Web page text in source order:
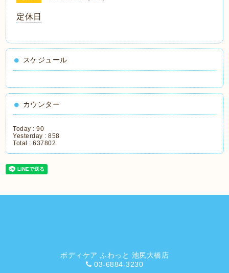
定休日
スケジュール
カウンター
Today :90
Yesterday :858
Total :637802
ボディケア ふわっと 池尻大橋店
03-6884-3230